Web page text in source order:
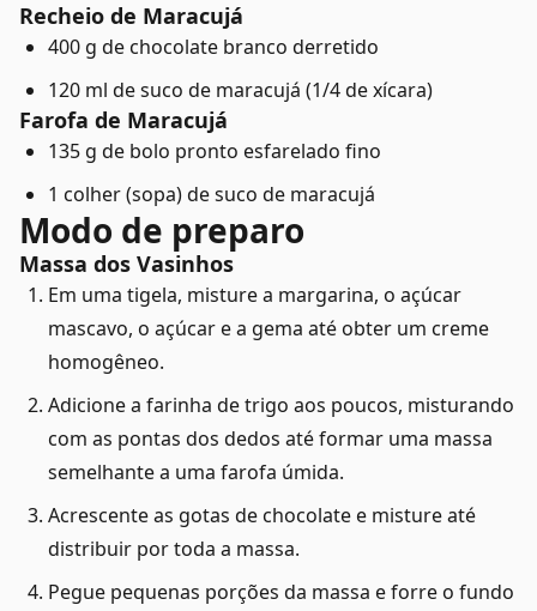
Recheio de Maracujá
400 g de chocolate branco derretido
120 ml de suco de maracujá (1/4 de xícara)
Farofa de Maracujá
135 g de bolo pronto esfarelado fino
1 colher (sopa) de suco de maracujá
Modo de preparo
Massa dos Vasinhos
Em uma tigela, misture a margarina, o açúcar
mascavo, o açúcar e a gema até obter um creme
homogêneo.
Adicione a farinha de trigo aos poucos, misturando
com as pontas dos dedos até formar uma massa
semelhante a uma farofa úmida.
Acrescente as gotas de chocolate e misture até
distribuir por toda a massa.
Pegue pequenas porções da massa e forre o fundo